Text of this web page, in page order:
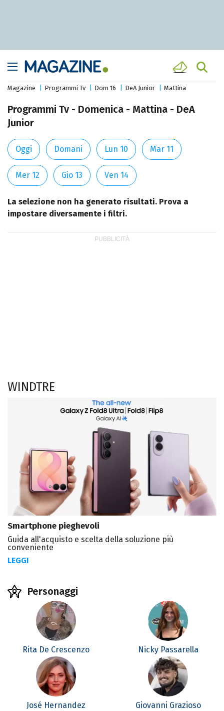
Magazine Programmi Tv Dom 16 DeA Junior Mattina
Programmi Tv - Domenica - Mattina - DeA
Junior
Oggi Domani Lun 10 Mar 11
Mer 12 Gio 13 Ven 14
La selezione non ha generato risultati. Prova a
impostare diversamente i filtri.
WINDTRE
Smartphone pieghevoli
Guida all'acquisto e scelta della soluzione più
conveniente
LEGGI
Personaggi
Rita De Crescenzo Nicky Passarella
José Hernandez Giovanni Grazioso